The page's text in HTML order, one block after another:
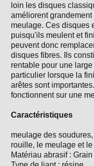
loin les disques
améliorent
meulage. Ces disques
puisqu'ils meulent et
peuvent donc
disques fibres. Ils
rentable pour une
particulier lorsque la
arêtes sont
fonctionnent sur une
Caractéristiques
meulage des
rouille, le meulage et
Matériau abrasif :